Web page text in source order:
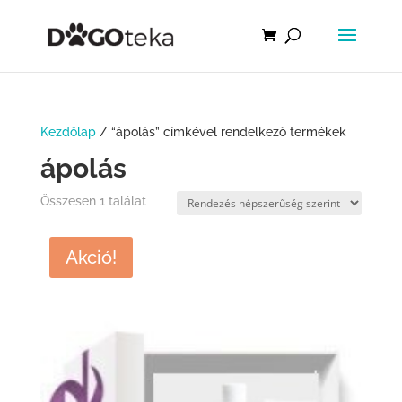
Kezdőlap/ “ápolás” címkével rendelkező termékek
ápolás
Összesen 1 találat
Akció!